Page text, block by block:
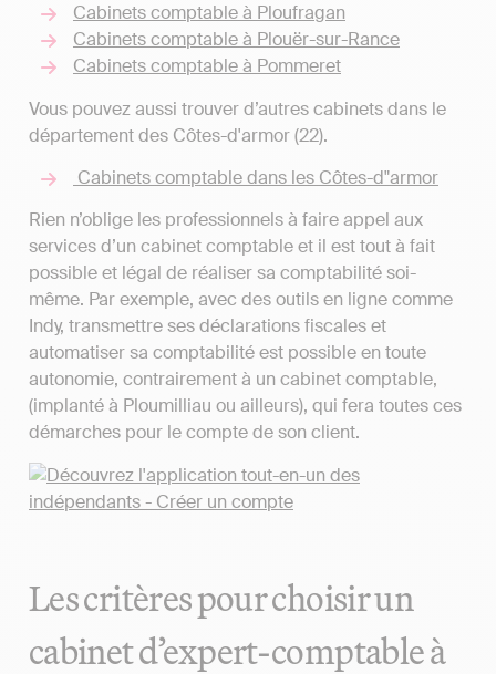
Cabinets comptable à Ploufragan
Cabinets comptable à Plouër-sur-Rance
Cabinets comptable à Pommeret
Vous pouvez aussi trouver d’autres cabinets dans le
département des Côtes-d'armor (22).
Cabinets comptable dans les Côtes-d"armor
Rien n’oblige les professionnels à faire appel aux
services d’un cabinet comptable et il est tout à fait
possible et légal de réaliser sa comptabilité soi-
même. Par exemple, avec des outils en ligne comme
Indy, transmettre ses déclarations fiscales et
automatiser sa comptabilité est possible en toute
autonomie, contrairement à un cabinet comptable,
(implanté à Ploumilliau ou ailleurs), qui fera toutes ces
démarches pour le compte de son client.
Les critères pour choisir un
cabinet d’expert-comptable à